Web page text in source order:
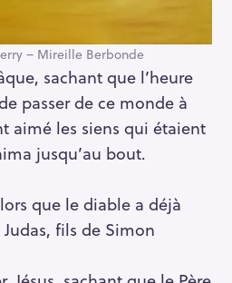
– Mireille Berbonde
sachant que l’heure
passer de ce monde à
aimé les siens qui étaient
jusqu’au bout.
que le diable a déjà
fils de Simon